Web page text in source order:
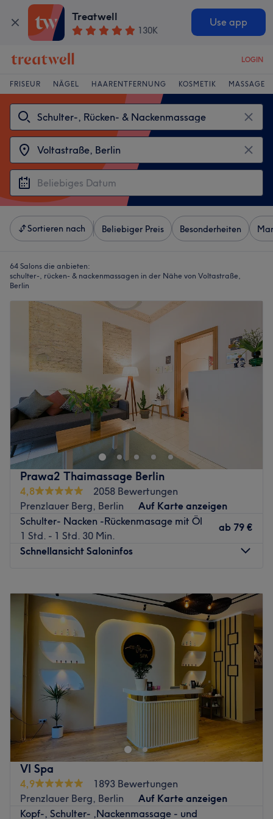
Treatwell
130K
Use app
LOGIN
FRISEUR NÄGEL HAARENTFERNUNG KOSMETIK MASSAGE
Sortieren nach Beliebiger Preis Besonderheiten
64 Salons die anbieten:
schulter-, rücken- & nackenmassagen in der Nähe von Voltastraße,
Berlin
Prawa2 Thaimassage Berlin
4,8
2058 Bewertungen
Prenzlauer Berg, Berlin
Auf Karte anzeigen
Schulter- Nacken -Rückenmasage mit Öl
1 Std. - 1 Std. 30 Min.
ab 79 €
Schnellansicht Saloninfos
Dienstag
10:00 –20:00
Mittwoch
10:00–20:00
Donnerstag
10:00–20:00
Freitag
10:00
20:00
Samstag
10:00
20:00
Sonntag
10:00 20:00
Dank ihrer Ausbildung an der berühmten Wat Po School
und ihrer langjährigen Erfahrung als Masseurin gilt
Kanlayanee als eine Koryphäe in ihrem Metier. In ihrem
Salon Prawa2 Thaimassage in Berlin, kann man deshalb
in den Genuss einzigartiger Behandlungen kommen. Der
Salon befindet sich im Stadtteil Prenzlauer Berg und ist
mit der Straßenbahn M4 (Ausstieg Hufelandstr.) gut zu
erreichen. Buche jetzt den nächsten Termin online über
VI Spa
4,9
1893 Bewertungen
Prenzlauer Berg, Berlin
Auf Karte anzeigen
Kopf-, Schulter- ,Nackenmassage - und